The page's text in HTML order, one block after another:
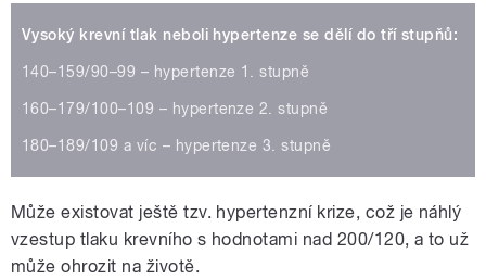
Vysoký krevní tlak neboli hypertenze se dělí do tří stupňů:
140–159/90–99 – hypertenze 1. stupně
160–179/100–109 – hypertenze 2. stupně
180–189/109 a víc – hypertenze 3. stupně
Může existovat ještě tzv. hypertenzní krize, což je náhlý
vzestup tlaku krevního s hodnotami nad 200/120, a to už
může ohrozit na životě.